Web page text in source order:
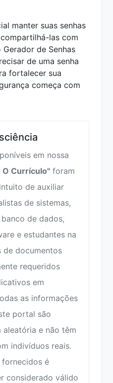
manter suas senhas
las com
de Senhas
de uma senha
fortalecer sua
começa com
em nossa
O Currículo" foram
de auxiliar
de sistemas,
de dados,
e estudantes na
de documentos
requeridos
em
as informações
portal são
aleatória e não têm
indivíduos reais.
fornecidos é
considerado válido